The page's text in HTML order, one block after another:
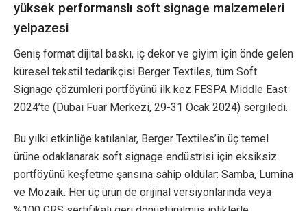
yüksek performanslı soft signage malzemeleri
yelpazesi
Geniş format dijital baskı, iç dekor ve giyim için önde gelen
küresel tekstil tedarikçisi Berger Textiles, tüm Soft
Signage çözümleri portföyünü ilk kez FESPA Middle East
2024’te (Dubai Fuar Merkezi, 29-31 Ocak 2024) sergiledi.
Bu yılki etkinliğe katılanlar, Berger Textiles’in üç temel
ürüne odaklanarak soft signage endüstrisi için eksiksiz
portföyünü keşfetme şansına sahip oldular: Samba, Lumina
ve Mozaik. Her üç ürün de orijinal versiyonlarında veya